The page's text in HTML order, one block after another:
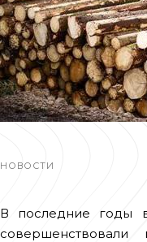
НОВОСТИ
В последние годы